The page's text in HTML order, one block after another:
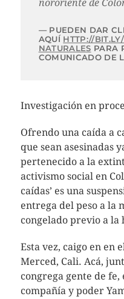
nororiente de
PUEDEN DAR
AQUÍ HTTP://
NATURALES PARA
COMUNICADO DE
Investigación en
Ofrendo una caída a
que sean asesinadas
pertenecido a la
activismo social en
caídas’ es una
entrega del peso a la
congelado previo a
Esta vez, caigo en en
Merced, Cali. Acá,
congrega gente de
compañía y poder